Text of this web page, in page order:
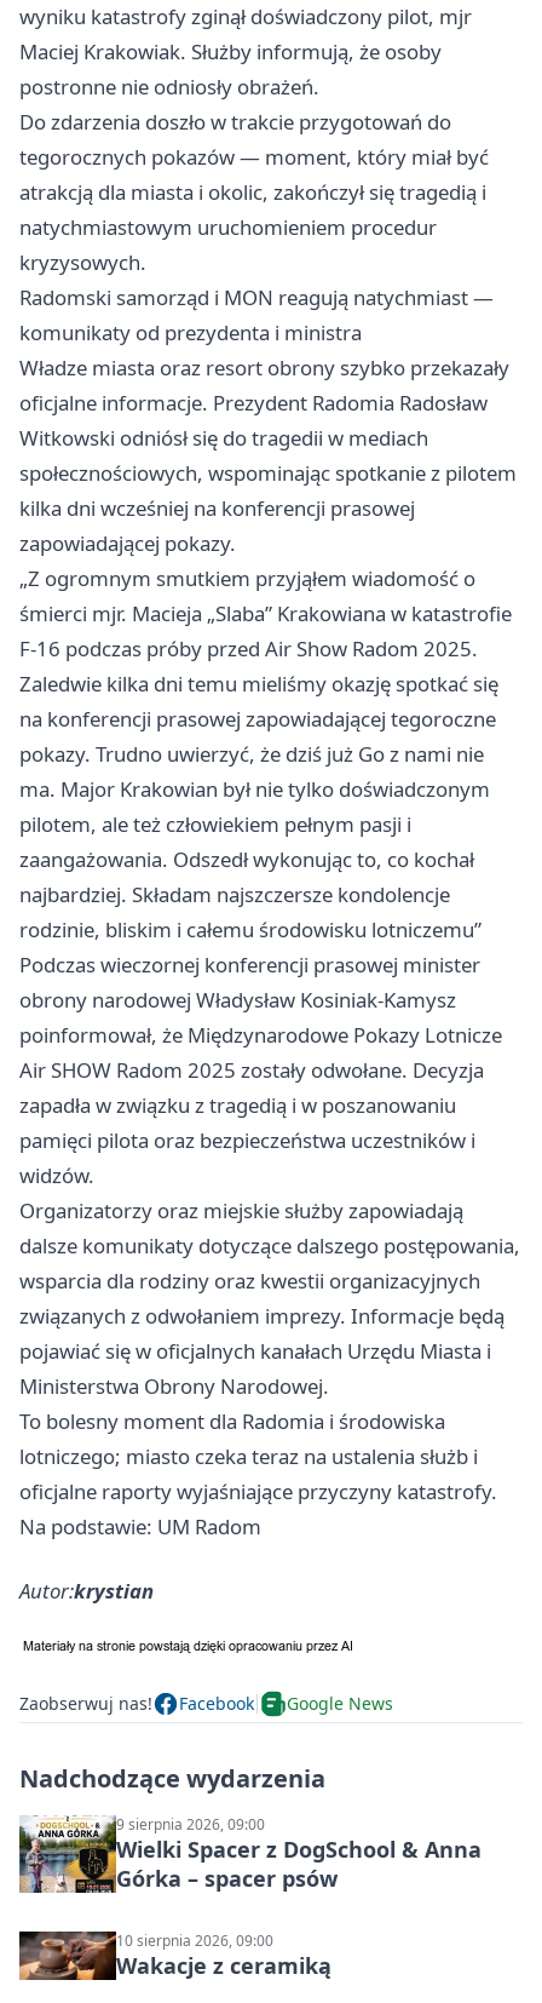
wyniku katastrofy zginął doświadczony pilot, mjr
Maciej Krakowiak. Służby informują, że osoby
postronne nie odniosły obrażeń.
Do zdarzenia doszło w trakcie przygotowań do
tegorocznych pokazów — moment, który miał być
atrakcją dla miasta i okolic, zakończył się tragedią i
natychmiastowym uruchomieniem procedur
kryzysowych.
Radomski samorząd i MON reagują natychmiast —
komunikaty od prezydenta i ministra
Władze miasta oraz resort obrony szybko przekazały
oficjalne informacje. Prezydent Radomia Radosław
Witkowski odniósł się do tragedii w mediach
społecznościowych, wspominając spotkanie z pilotem
kilka dni wcześniej na konferencji prasowej
zapowiadającej pokazy.
„Z ogromnym smutkiem przyjąłem wiadomość o
śmierci mjr. Macieja „Slaba” Krakowiana w katastrofie
F-16 podczas próby przed Air Show Radom 2025.
Zaledwie kilka dni temu mieliśmy okazję spotkać się
na konferencji prasowej zapowiadającej tegoroczne
pokazy. Trudno uwierzyć, że dziś już Go z nami nie
ma. Major Krakowian był nie tylko doświadczonym
pilotem, ale też człowiekiem pełnym pasji i
zaangażowania. Odszedł wykonując to, co kochał
najbardziej. Składam najszczersze kondolencje
rodzinie, bliskim i całemu środowisku lotniczemu”
Podczas wieczornej konferencji prasowej minister
obrony narodowej Władysław Kosiniak-Kamysz
poinformował, że Międzynarodowe Pokazy Lotnicze
Air SHOW Radom 2025 zostały odwołane. Decyzja
zapadła w związku z tragedią i w poszanowaniu
pamięci pilota oraz bezpieczeństwa uczestników i
widzów.
Organizatorzy oraz miejskie służby zapowiadają
dalsze komunikaty dotyczące dalszego postępowania,
wsparcia dla rodziny oraz kwestii organizacyjnych
związanych z odwołaniem imprezy. Informacje będą
pojawiać się w oficjalnych kanałach Urzędu Miasta i
Ministerstwa Obrony Narodowej.
To bolesny moment dla Radomia i środowiska
lotniczego; miasto czeka teraz na ustalenia służb i
oficjalne raporty wyjaśniające przyczyny katastrofy.
Na podstawie: UM Radom
Autor:krystian
Zaobserwuj nas! Facebook Google News
Nadchodzące wydarzenia
9 sierpnia 2026, 09:00
Wielki Spacer z DogSchool & Anna
Górka – spacer psów
10 sierpnia 2026, 09:00
Wakacje z ceramiką